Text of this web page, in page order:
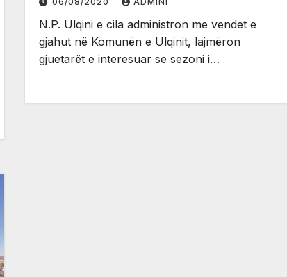
N.P. Ulqini e cila administron me vendet e
gjahut në Komunën e Ulqinit, lajmëron
gjuetarët e interesuar se sezoni i…